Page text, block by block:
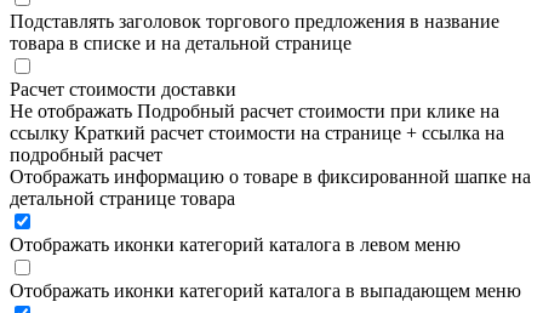
Подставлять заголовок торгового предложения в название
товара в списке и на детальной странице
Расчет стоимости доставки
Не отображать Подробный расчет стоимости при клике на
ссылку Краткий расчет стоимости на странице + ссылка на
подробный расчет
Отображать информацию о товаре в фиксированной шапке на
детальной странице товара
Отображать иконки категорий каталога в левом меню
Отображать иконки категорий каталога в выпадающем меню